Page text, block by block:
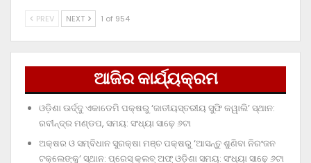
PREV NEXT 1 of 954
ଆଜିର କାର୍ଯ୍ୟକ୍ରମ
ଓଡ଼ିଶା ଊର୍ଦ୍ଦୁ ଏକାଡେମି ପକ୍ଷରୁ ‘ଜାତୀୟସ୍ତରୀୟ ସୁଫି କୱାଲି’ ସ୍ଥାନ:
ରବୀନ୍ଦ୍ର ମଣ୍ଡପ, ସମୟ: ସଂଧ୍ୟା ସାଢ଼େ ୬ଟା
ଅକ୍ଷର ଓ ସମ୍ବିଧାନ ସୁରକ୍ଷା ମଞ୍ଚ ପକ୍ଷରୁ ‘ଆସନ୍ତୁ ଶୁଣିବା ନିରଂଜନ
ଟକ୍‌ଲେଙ୍କୁ’ ସ୍ଥାନ: ପ୍ରେସ୍‌ କ୍ଲବ୍‌ ଅଫ୍‌ ଓଡ଼ିଶା ସମୟ: ସଂଧ୍ୟା ସାଢ଼େ ୬ଟା